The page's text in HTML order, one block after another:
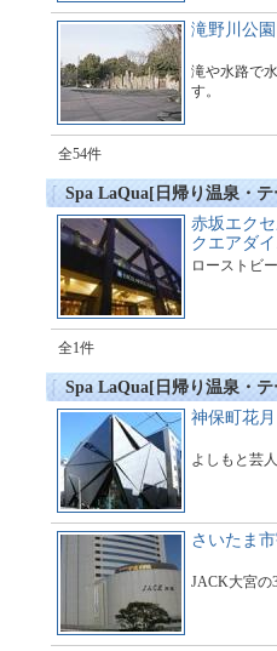
滝野川公園
滝や水路で
す。
全54件
Spa LaQua[日帰り温泉・
赤坂エク
クエアダ
ローストビ
全1件
Spa LaQua[日帰り温泉・
神保町花月
よしもと芸
さいたま
JACK大宮の